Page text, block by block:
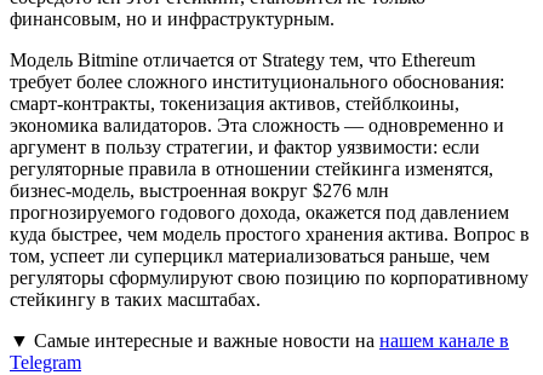
финансовым, но и инфраструктурным.
Модель Bitmine отличается от Strategy тем, что Ethereum
требует более сложного институционального обоснования:
смарт-контракты, токенизация активов, стейблкоины,
экономика валидаторов. Эта сложность — одновременно и
аргумент в пользу стратегии, и фактор уязвимости: если
регуляторные правила в отношении стейкинга изменятся,
бизнес-модель, выстроенная вокруг $276 млн
прогнозируемого годового дохода, окажется под давлением
куда быстрее, чем модель простого хранения актива. Вопрос в
том, успеет ли суперцикл материализоваться раньше, чем
регуляторы сформулируют свою позицию по корпоративному
стейкингу в таких масштабах.
▼ Самые интересные и важные новости на нашем канале в
Telegram